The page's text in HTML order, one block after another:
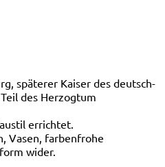
späterer Kaiser des deutsch-
des Herzogtum
errichtet.
Vasen, farbenfrohe
wider.